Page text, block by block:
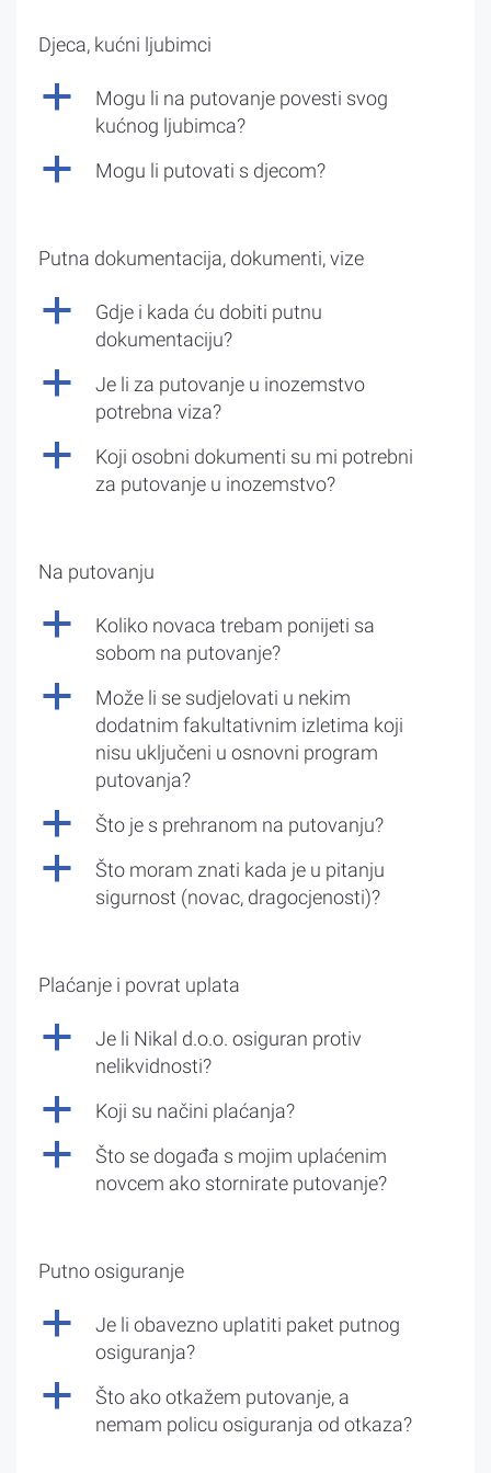
Djeca, kućni ljubimci
a
Mogu li na putovanje povesti svog
kućnog ljubimca?
a Mogu li putovati s djecom?
Putna dokumentacija, dokumenti, vize
a
Gdje i kada ću dobiti putnu
dokumentaciju?
a
Je li za putovanje u inozemstvo
potrebna viza?
a
Koji osobni dokumenti su mi potrebni
za putovanje u inozemstvo?
Na putovanju
a
Koliko novaca trebam ponijeti sa
sobom na putovanje?
a
Može li se sudjelovati u nekim
dodatnim fakultativnim izletima koji
nisu uključeni u osnovni program
putovanja?
a Što je s prehranom na putovanju?
a
Što moram znati kada je u pitanju
sigurnost (novac, dragocjenosti)?
Plaćanje i povrat uplata
a
Je li Nikal d.o.o. osiguran protiv
nelikvidnosti?
a Koji su načini plaćanja?
a
Što se događa s mojim uplaćenim
novcem ako stornirate putovanje?
Putno osiguranje
a
Je li obavezno uplatiti paket putnog
osiguranja?
a
Što ako otkažem putovanje, a
nemam policu osiguranja od otkaza?